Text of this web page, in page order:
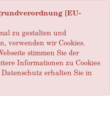
[EU-
zu gestalten und
verwenden wir Cookies.
stimmen Sie der
Informationen zu Cookies
erhalten Sie in